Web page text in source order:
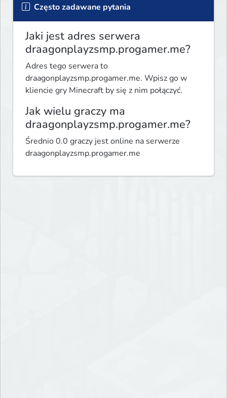
Często zadawane pytania
Jaki jest adres serwera
draagonplayzsmp.progamer.me?
Adres tego serwera to
draagonplayzsmp.progamer.me. Wpisz go w
kliencie gry Minecraft by się z nim połączyć.
Jak wielu graczy ma
draagonplayzsmp.progamer.me?
Średnio 0.0 graczy jest online na serwerze
draagonplayzsmp.progamer.me